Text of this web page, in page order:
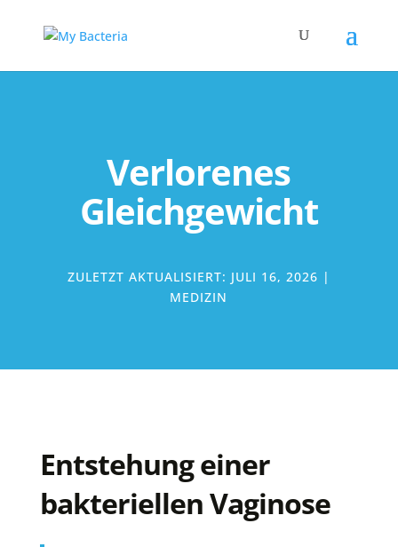
Verlorenes
Gleichgewicht
ZULETZT AKTUALISIERT: JULI 16, 2026 |
MEDIZIN
Entstehung einer
bakteriellen Vaginose